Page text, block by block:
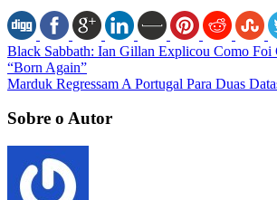
Black Sabbath: Ian Gillan Explicou Como
“Born Again”
Marduk Regressam A Portugal Para Duas
Sobre o Autor